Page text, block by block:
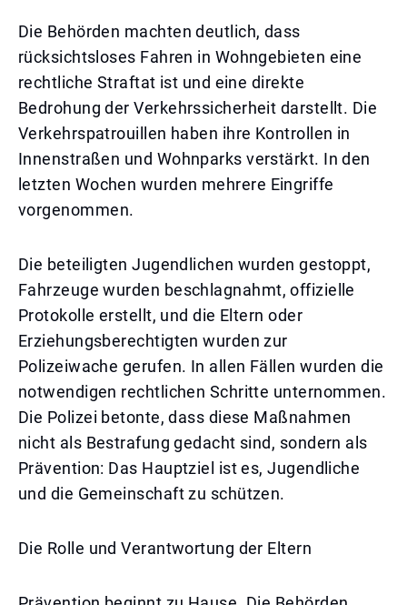
Die Behörden machten deutlich, dass
rücksichtsloses Fahren in Wohngebieten eine
rechtliche Straftat ist und eine direkte
Bedrohung der Verkehrssicherheit darstellt. Die
Verkehrspatrouillen haben ihre Kontrollen in
Innenstraßen und Wohnparks verstärkt. In den
letzten Wochen wurden mehrere Eingriffe
vorgenommen.
Die beteiligten Jugendlichen wurden gestoppt,
Fahrzeuge wurden beschlagnahmt, offizielle
Protokolle erstellt, und die Eltern oder
Erziehungsberechtigten wurden zur
Polizeiwache gerufen. In allen Fällen wurden die
notwendigen rechtlichen Schritte unternommen.
Die Polizei betonte, dass diese Maßnahmen
nicht als Bestrafung gedacht sind, sondern als
Prävention: Das Hauptziel ist es, Jugendliche
und die Gemeinschaft zu schützen.
Die Rolle und Verantwortung der Eltern